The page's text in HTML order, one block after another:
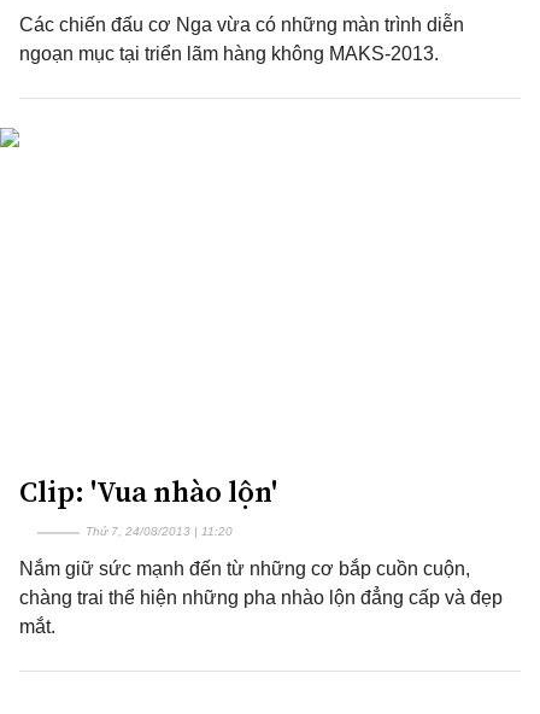
Các chiến đấu cơ Nga vừa có những màn trình diễn
ngoạn mục tại triển lãm hàng không MAKS-2013.
Clip: 'Vua nhào lộn'
Thứ 7, 24/08/2013 | 11:20
Nắm giữ sức mạnh đến từ những cơ bắp cuồn cuộn,
chàng trai thể hiện những pha nhào lộn đẳng cấp và đẹp
mắt.